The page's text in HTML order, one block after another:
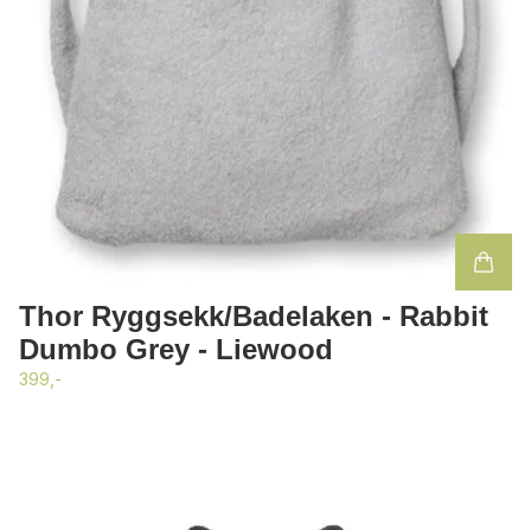
Thor Ryggsekk/Badelaken - Rabbit
Dumbo Grey - Liewood
399,-